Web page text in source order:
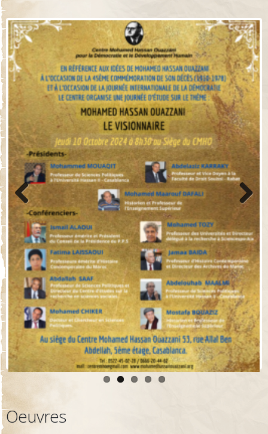
Previo
us
Next
Oeuvres